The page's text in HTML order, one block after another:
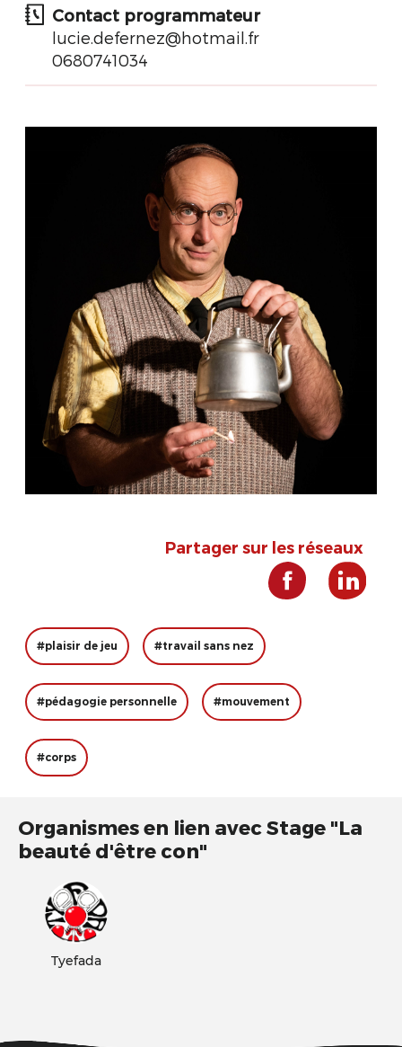
Contact programmateur
lucie.defernez@hotmail.fr
0680741034
Partager sur les réseaux
#plaisir de jeu #travail sans nez
#pédagogie personnelle #mouvement
#corps
Organismes en lien avec Stage "La
beauté d'être con"
Tyefada